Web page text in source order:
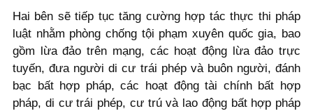
Hai bên sẽ tiếp tục tăng cường hợp tác thực thi pháp
luật nhằm phòng chống tội phạm xuyên quốc gia, bao
gồm lừa đảo trên mạng, các hoạt động lừa đảo trực
tuyến, đưa người di cư trái phép và buôn người, đánh
bạc bất hợp pháp, các hoạt động tài chính bất hợp
pháp, di cư trái phép, cư trú và lao động bất hợp pháp